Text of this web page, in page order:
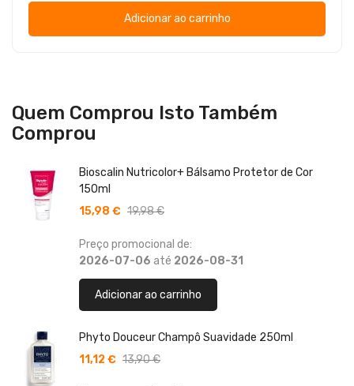
Adicionar ao carrinho
Quem Comprou Isto Também
Comprou
Bioscalin Nutricolor+ Bálsamo Protetor de Cor
150ml
15,98 € 19,98 €
Preço promocional de:
2026-07-06 até 2026-08-31
Adicionar ao carrinho
Phyto Douceur Champô Suavidade 250ml
11,12 € 13,90 €